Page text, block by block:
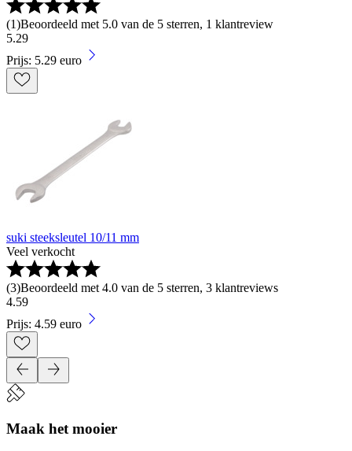
(1)Beoordeeld met 5.0 van de 5 sterren, 1 klantreview
5.29
Prijs: 5.29 euro
suki steeksleutel 10/11 mm
Veel verkocht
(3)Beoordeeld met 4.0 van de 5 sterren, 3 klantreviews
4.59
Prijs: 4.59 euro
Maak het mooier